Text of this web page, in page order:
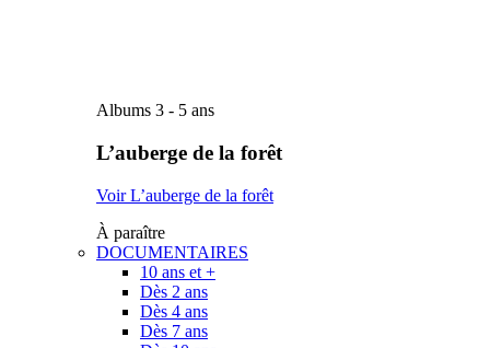
Albums 3 - 5 ans
L’auberge de la forêt
Voir L’auberge de la forêt
À paraître
DOCUMENTAIRES
10 ans et +
Dès 2 ans
Dès 4 ans
Dès 7 ans